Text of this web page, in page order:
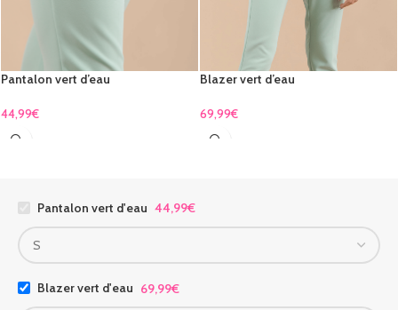
Pantalon vert d’eau
44,99€
Blazer vert d’eau
69,99€
Pantalon vert d'eau 44,99€
Blazer vert d'eau 69,99€